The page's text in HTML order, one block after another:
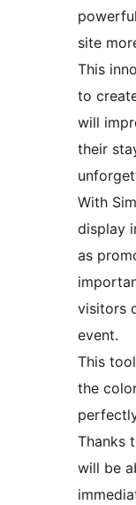
site
This
to
will
their
With
display
as
visitors
event.
This
the
Thanks
will be